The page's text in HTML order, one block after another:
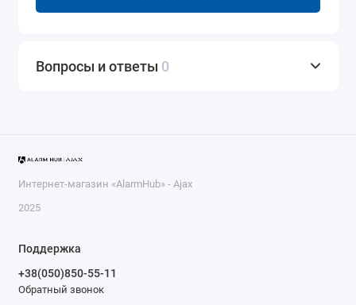
Вопросы и ответы 0
Интернет-магазин «AlarmHub» - Ajax
2025
Поддержка
+38(050)850-55-11
Обратный звонок